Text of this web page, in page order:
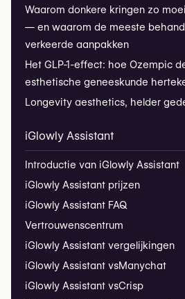
Waarom donkere kringen zo
— en waarom de meeste
verkeerde aanpakken
Het GLP-1-effect: hoe Ozempic
esthetische geneeskunde
Longevity aesthetics, helder
iGlowly Assistant
Introductie van iGlowly Assistant
iGlowly Assistant prijzen
iGlowly Assistant FAQ
Vertrouwenscentrum
iGlowly Assistant vergelijkingen
iGlowly Assistant vsManychat
iGlowly Assistant vsCrisp